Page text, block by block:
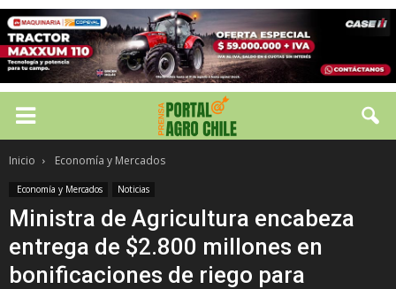
Inicio Economía y Mercados
Economía y Mercados Noticias
Ministra de Agricultura encabeza
entrega de $2.800 millones en
bonificaciones de riego para